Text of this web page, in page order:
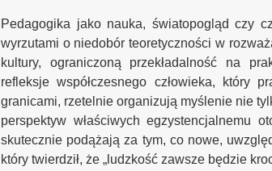
Pedagogika jako nauka, światopogląd czy
wyrzutami o niedobór teoretyczności w
kultury, ograniczoną przekładalność na
refleksje współczesnego człowieka, który
granicami, rzetelnie organizują myślenie nie
perspektyw właściwych egzystencjalnemu
skutecznie podążają za tym, co nowe,
który twierdził, że „ludzkość zawsze będzie